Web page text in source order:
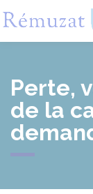
Perte,
de la